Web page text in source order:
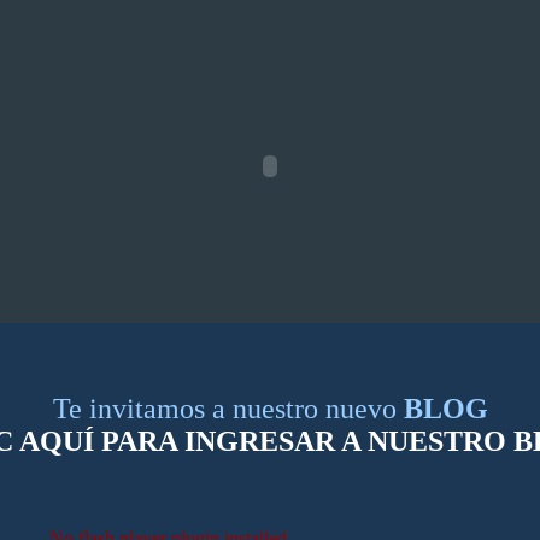
Te invitamos a nuestro nuevo BLOG
AQUÍ PARA INGRESAR A NUESTRO